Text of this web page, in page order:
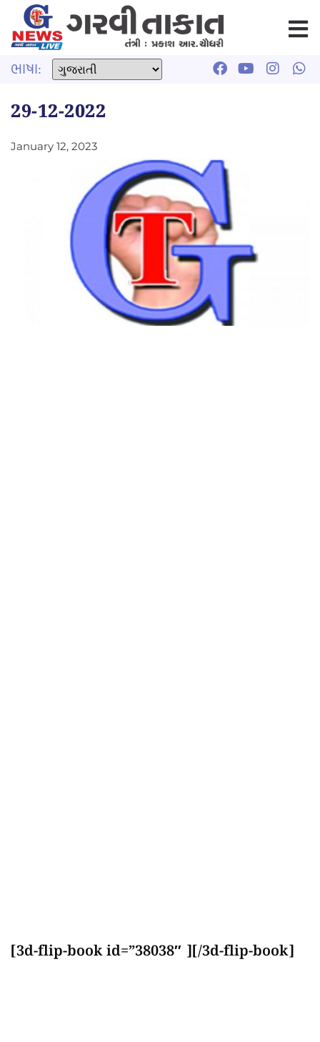
ભાષા:
29-12-2022
January 12, 2023
[3d-flip-book id=”38038″ ][/3d-flip-book]